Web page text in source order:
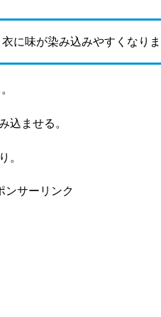
に味が染み込みやすくなりま
込ませる。
。
ンサーリンク